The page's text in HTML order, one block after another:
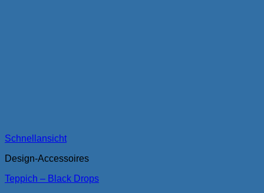
Schnellansicht
Design-Accessoires
Teppich – Black Drops